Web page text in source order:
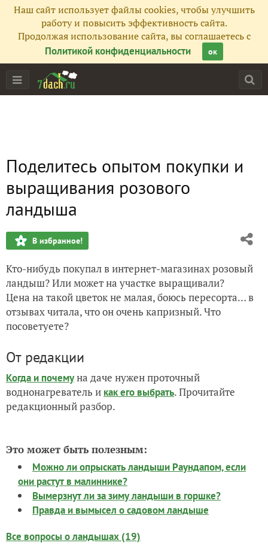
Наш сайт использует файлы cookies, чтобы улучшить
работу и повысить эффективность сайта.
Продолжая использование сайта, вы соглашаетесь с
Политикой конфиденциальности
ок
Поделитесь опытом покупки и
выращивания розового
ландыша
В избранное!
Кто-нибудь покупал в интернет-магазинах розовый
ландыш? Или может на участке выращивали?
Цена на такой цветок не малая, боюсь пересорта… в
отзывах читала, что он очень капризный. Что
посоветуете?
От редакции
Когда и почемуна даче нужен проточный
воднонагреватель и как его выбрать. Прочитайте
редакционный разбор.
Это может быть полезным:
Можно ли опрыскать ландыши Раундапом, если
они растут в малиннике?
Вымерзнут ли за зиму ландыши в горшке?
Правда и вымысел о садовом ландыше
Все вопросы о ландышах (19)